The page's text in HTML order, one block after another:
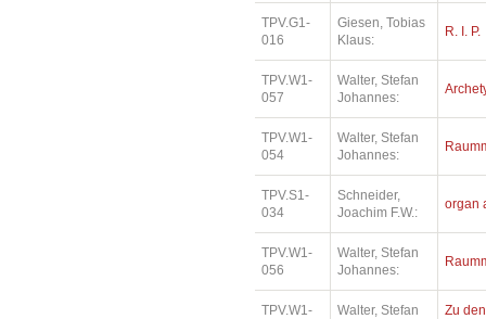
TPV.G1-
016
Giesen, Tobias
Klaus:
R. I. P.
TPV.W1-
057
Walter, Stefan
Johannes:
TPV.W1-
054
Walter, Stefan
Johannes:
TPV.S1-
034
Schneider,
Joachim F.W.:
organ
TPV.W1-
056
Walter, Stefan
Johannes:
TPV.W1-
Walter, Stefan
Zu